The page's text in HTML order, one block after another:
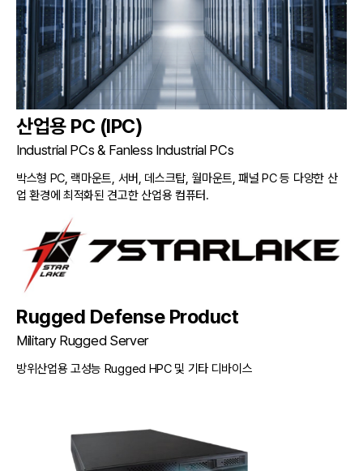
산업용 PC (IPC)
Industrial PCs & Fanless Industrial PCs
박스형 PC, 랙마운트, 서버, 데스크탑, 월마운트, 패널 PC 등 다양한 산
업 환경에 최적화된 견고한 산업용 컴퓨터.
Rugged Defense Product
Military Rugged Server
방위산업용 고성능 Rugged HPC 및 기타 디바이스